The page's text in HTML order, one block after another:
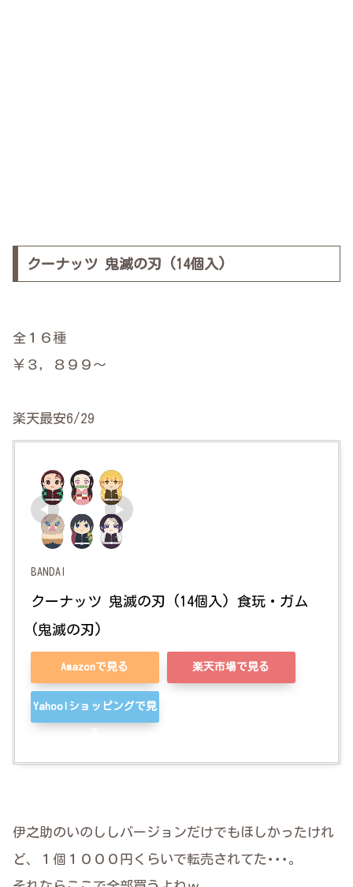
クーナッツ 鬼滅の刃 (14個入)
全１６種
￥３，８９９～
楽天最安6/29
BANDAI
クーナッツ 鬼滅の刃 (14個入) 食玩・ガム
(鬼滅の刃)
Amazonで見る 楽天市場で見る
Yahoo!ショッピングで見
伊之助のいのししバージョンだけでもほしかったけれ
ど、１個１０００円くらいで転売されてた･･･。